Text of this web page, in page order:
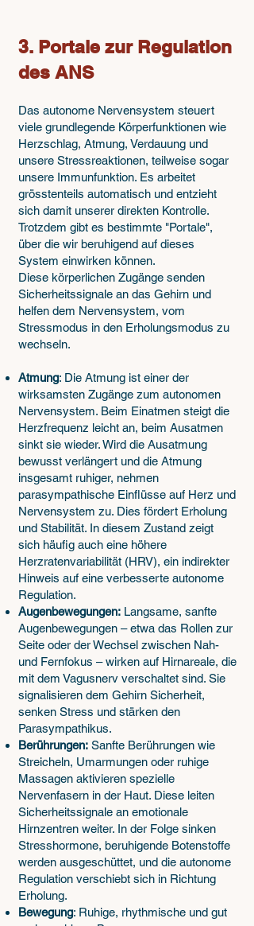
3. Portale zur Regulation
des ANS
Das autonome Nervensystem steuert
viele grundlegende Körperfunktionen wie
Herzschlag, Atmung, Verdauung und
unsere Stressreaktionen, teilweise sogar
unsere Immunfunktion. Es arbeitet
grösstenteils automatisch und entzieht
sich damit unserer direkten Kontrolle.
Trotzdem gibt es bestimmte "Portale",
über die wir beruhigend auf dieses
System einwirken können.
Diese körperlichen Zugänge senden
Sicherheitssignale an das Gehirn und
helfen dem Nervensystem, vom
Stressmodus in den Erholungsmodus zu
wechseln.
Atmung: Die Atmung ist einer der
wirksamsten Zugänge zum autonomen
Nervensystem. Beim Einatmen steigt die
Herzfrequenz leicht an, beim Ausatmen
sinkt sie wieder. Wird die Ausatmung
bewusst verlängert und die Atmung
insgesamt ruhiger, nehmen
parasympathische Einflüsse auf Herz und
Nervensystem zu. Dies fördert Erholung
und Stabilität. In diesem Zustand zeigt
sich häufig auch eine höhere
Herzratenvariabilität (HRV), ein indirekter
Hinweis auf eine verbesserte autonome
Regulation.
Augenbewegungen: Langsame, sanfte
Augenbewegungen – etwa das Rollen zur
Seite oder der Wechsel zwischen Nah-
und Fernfokus – wirken auf Hirnareale, die
mit dem Vagusnerv verschaltet sind. Sie
signalisieren dem Gehirn Sicherheit,
senken Stress und stärken den
Parasympathikus.
Berührungen: Sanfte Berührungen wie
Streicheln, Umarmungen oder ruhige
Massagen aktivieren spezielle
Nervenfasern in der Haut. Diese leiten
Sicherheitssignale an emotionale
Hirnzentren weiter. In der Folge sinken
Stresshormone, beruhigende Botenstoffe
werden ausgeschüttet, und die autonome
Regulation verschiebt sich in Richtung
Erholung.
Bewegung: Ruhige, rhythmische und gut